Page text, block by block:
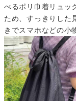
べるポリ巾着リュッ
ため、すっきりした
きでスマホなどの小